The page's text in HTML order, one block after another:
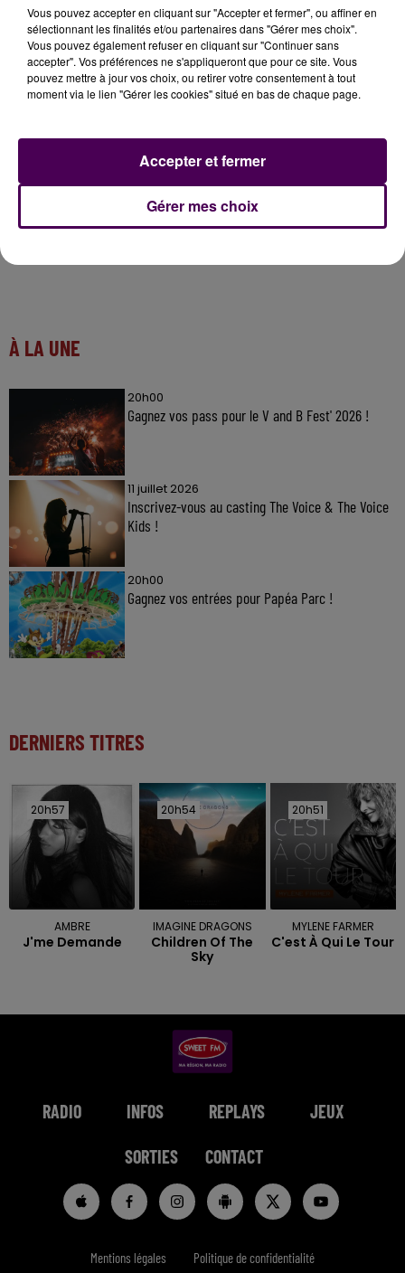
À LA UNE
20h00
Gagnez vos pass pour le V and B Fest' 2026 !
11 juillet 2026
Inscrivez-vous au casting The Voice & The Voice
Kids !
20h00
Gagnez vos entrées pour Papéa Parc !
DERNIERS TITRES
20h57
20h57
AMBRE
J'me Demande
20h54
20h54
IMAGINE DRAGONS
Children Of The
Sky
20h51
20h51
MYLENE FARMER
C'est À Qui Le Tour
RADIO INFOS REPLAYS JEUX
SORTIES CONTACT
Mentions légales Politique de confidentialité
Vous pouvez accepter en cliquant sur "Accepter et fermer", ou affiner en
sélectionnant les finalités et/ou partenaires dans "Gérer mes choix".
Vous pouvez également refuser en cliquant sur "Continuer sans
accepter". Vos préférences ne s'appliqueront que pour ce site. Vous
pouvez mettre à jour vos choix, ou retirer votre consentement à tout
moment via le lien "Gérer les cookies" situé en bas de chaque page.
Gérer mes choix
Accepter et fermer